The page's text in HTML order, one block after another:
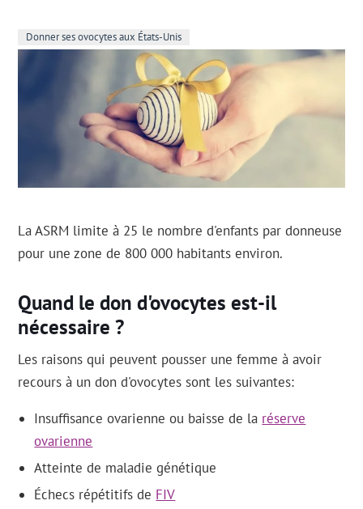
Donner ses ovocytes aux États-Unis
La ASRM limite à 25 le nombre d'enfants par donneuse
pour une zone de 800 000 habitants environ.
Quand le don d'ovocytes est-il
nécessaire ?
Les raisons qui peuvent pousser une femme à avoir
recours à un don d'ovocytes sont les suivantes:
Insuffisance ovarienne ou baisse de la réserve
ovarienne
Atteinte de maladie génétique
Échecs répétitifs de FIV